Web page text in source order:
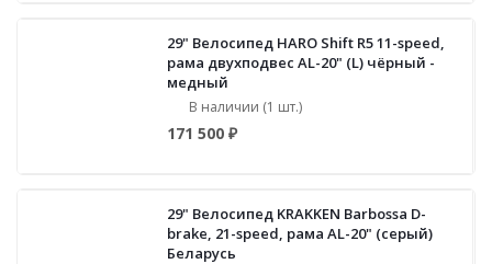
29" Велосипед HARO Shift R5 11-speed,
рама двухподвес AL-20" (L) чёрный -
медный
В наличии (1 шт.)
171 500 ₽
29" Велосипед KRAKKEN Barbossa D-
brake, 21-speed, рама AL-20" (серый)
Беларусь